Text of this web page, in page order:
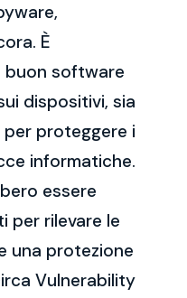
È
buon software
dispositivi, sia
per proteggere i
informatiche.
essere
per rilevare le
una protezione
Vulnerability